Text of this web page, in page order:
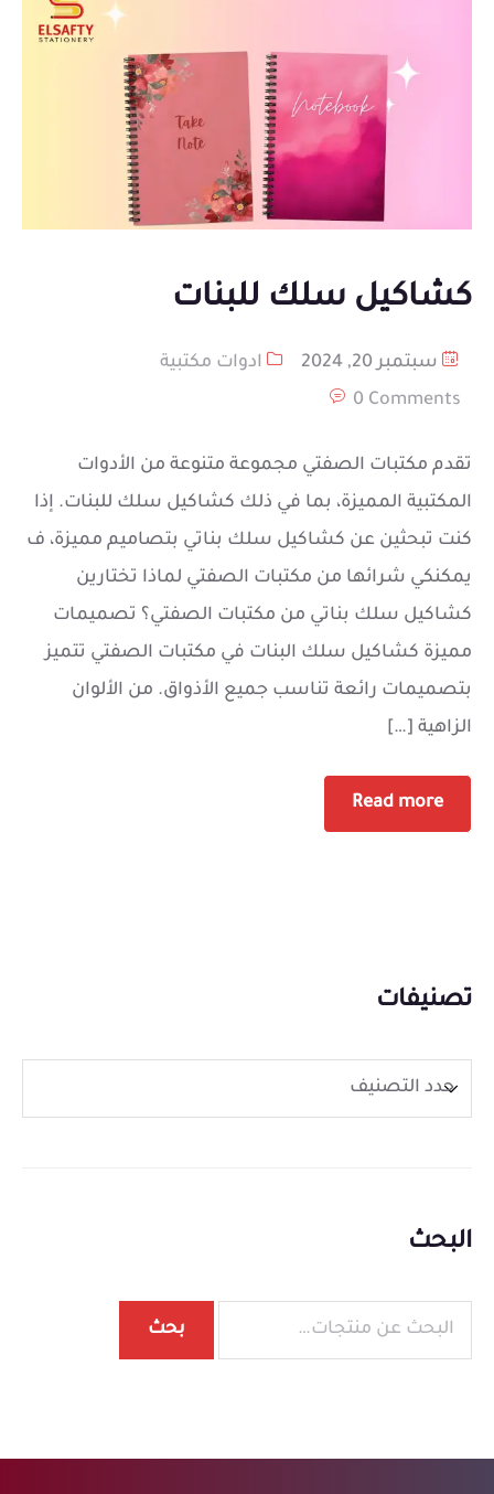
كشاكيل سلك للبنات
سبتمبر 20, 2024
ادوات مكتبية
0 Comments
تقدم مكتبات الصفتي مجموعة متنوعة من الأدوات
المكتبية المميزة، بما في ذلك كشاكيل سلك للبنات. إذا
كنت تبحثين عن كشاكيل سلك بناتي بتصاميم مميزة، ف
يمكنكي شرائها من مكتبات الصفتي لماذا تختارين
كشاكيل سلك بناتي من مكتبات الصفتي؟ تصميمات
مميزة كشاكيل سلك البنات في مكتبات الصفتي تتميز
بتصميمات رائعة تناسب جميع الأذواق. من الألوان
الزاهية […]
Read more
تصنيفات
البحث
بحث